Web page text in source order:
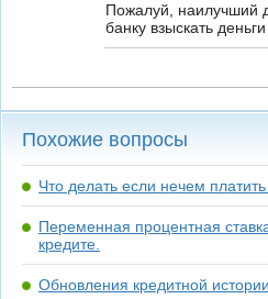
Пожалуй, наилучший
банку взыскать
Похожие вопросы
Что делать если нечем
Переменная процентная
кредите.
Обновления кредитной